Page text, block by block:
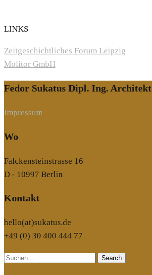
LINKS
Zeitgeschichtliches Forum Leipzig
Molitor GmbH
Fedor Sukatus Dipl. Ing. Architekt
Impressum
Wo
Falckensteinstrasse 16
D - 10997 Berlin
Kontakt
hello(at)sukatus.de
+49 (0) 30 400 444 77
Search